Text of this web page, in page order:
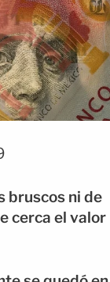
bruscos ni de
cerca el valor